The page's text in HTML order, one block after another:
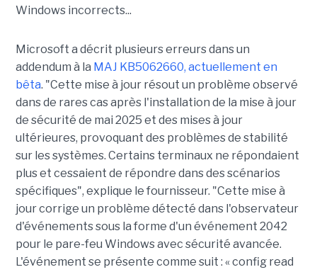
Windows incorrects...
Microsoft a décrit plusieurs erreurs dans un
addendum à la MAJ KB5062660, actuellement en
bêta. "Cette mise à jour résout un problème observé
dans de rares cas après l'installation de la mise à jour
de sécurité de mai 2025 et des mises à jour
ultérieures, provoquant des problèmes de stabilité
sur les systèmes. Certains terminaux ne répondaient
plus et cessaient de répondre dans des scénarios
spécifiques", explique le fournisseur. "Cette mise à
jour corrige un problème détecté dans l'observateur
d'événements sous la forme d'un événement 2042
pour le pare-feu Windows avec sécurité avancée.
L'événement se présente comme suit : « config read